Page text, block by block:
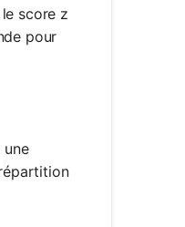
score z
pour